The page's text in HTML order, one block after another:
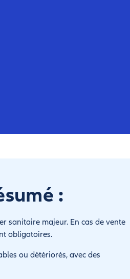
:
sanitaire majeur. En cas de vente
obligatoires.
ou détériorés, avec des